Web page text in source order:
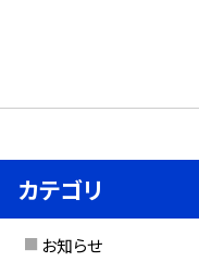
カテゴリ
お知らせ